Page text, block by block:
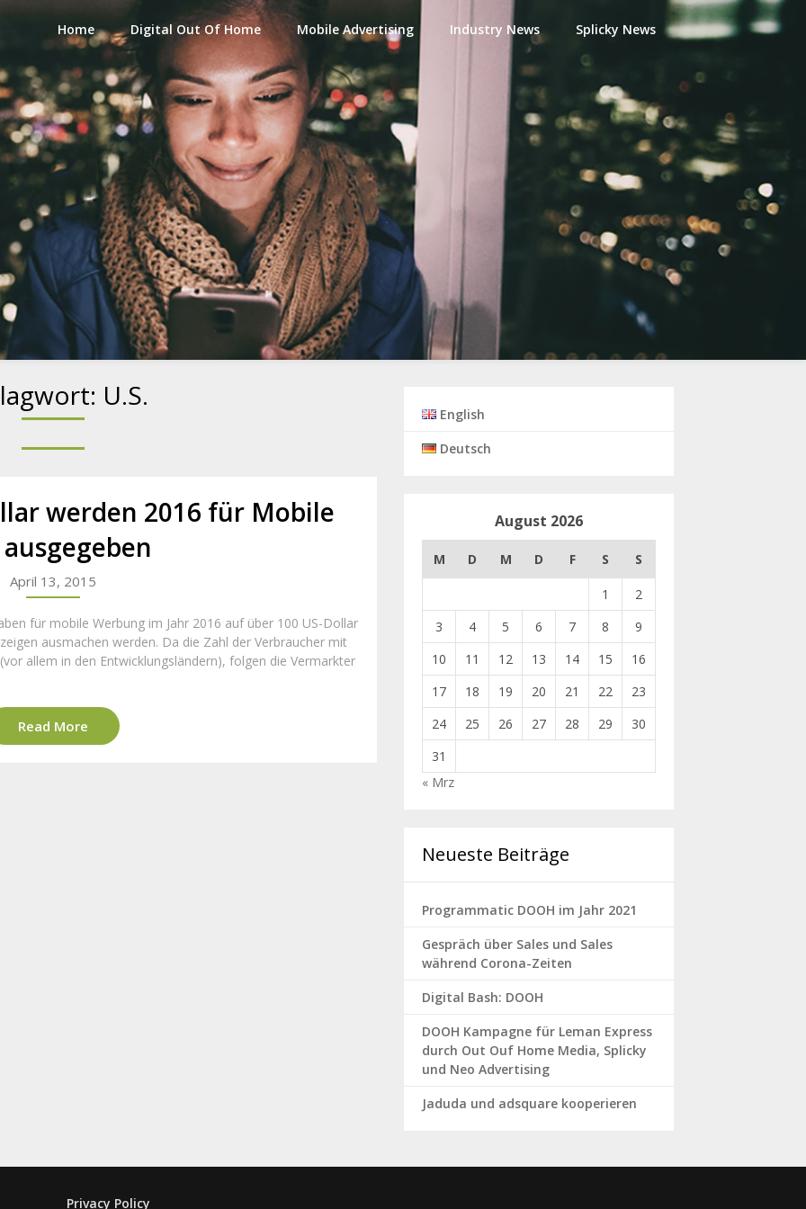
Home Digital Out Of Home Mobile Advertising Industry News Splicky News
U.S.
werden 2016 für Mobile
April 13, 2015
für mobile Werbung im Jahr 2016 auf über 100 US-Dollar
ausmachen werden. Da die Zahl der Verbraucher mit
allem in den Entwicklungsländern), folgen die Vermarkter
Read More
English
Deutsch
August 2026
M D M D F S S
1
2
3
4 5 6 7 8
9
10
11 12 13 14 15
16
17
18 19 20 21 22
23
24
25 26 27 28 29
30
31
« Mrz
Neueste Beiträge
Programmatic DOOH im Jahr 2021
Gespräch über Sales und Sales
während Corona-Zeiten
Digital Bash: DOOH
DOOH Kampagne für Leman Express
durch Out Ouf Home Media, Splicky
und Neo Advertising
Jaduda und adsquare kooperieren
Privacy Policy